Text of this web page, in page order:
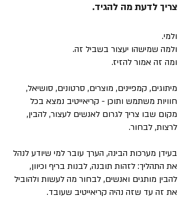
צריך לדעת מה להגיד.
ולמי.
ולמה שמישהו יעצור בשביל זה.
ומה זה אמור להזיז.
מיתוגים, קמפיינים, מוצרים, סרטונים, סושיאל,
חוויות משתמש ותוכן - קריאייטיב נמצא בכל
מקום שבו צריך לגרום לאנשים לעצור, להבין,
לרצות, לבחור.
בעידן מערכות הבינה, הערך עובר למי שיודע לנהל
את התהליך: לזהות תובנה, לבנות בריף וכיוון,
להבין מותגים ואנשים, לבחור מה לעשות ולהוביל
את זה עד שזה נהיה קריאייטיב שעובד.